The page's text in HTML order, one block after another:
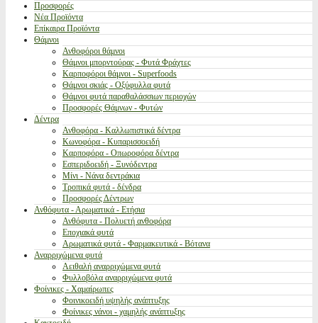
Προσφορές
Νέα Προϊόντα
Επίκαιρα Προϊόντα
Θάμνοι
Ανθοφόροι θάμνοι
Θάμνοι μπορντούρας - Φυτά Φράχτες
Καρποφόροι θάμνοι - Superfoods
Θάμνοι σκιάς - Οξύφυλλα φυτά
Θάμνοι φυτά παραθαλάσσιων περιοχών
Προσφορές Θάμνων - Φυτών
Δέντρα
Ανθοφόρα - Καλλωπιστικά δέντρα
Κωνοφόρα - Κυπαρισσοειδή
Καρποφόρα - Οπωροφόρα δέντρα
Εσπεριδοειδή - Ξυνόδεντρα
Μίνι - Νάνα δεντράκια
Τροπικά φυτά - δένδρα
Προσφορές Δέντρων
Ανθόφυτα - Αρωματικά - Ετήσια
Ανθόφυτα - Πολυετή ανθοφόρα
Εποχιακά φυτά
Αρωματικά φυτά - Φαρμακευτικά - Βότανα
Αναρριχώμενα φυτά
Αειθαλή αναρριχώμενα φυτά
Φυλλοβόλα αναρριχώμενα φυτά
Φοίνικες - Χαμαίρωπες
Φοινικοειδή υψηλής ανάπτυξης
Φοίνικες νάνοι - χαμηλής ανάπτυξης